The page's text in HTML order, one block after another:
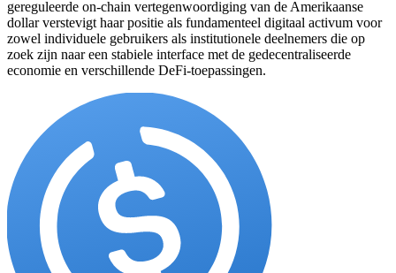
gereguleerde on-chain vertegenwoordiging van de Amerikaanse
dollar verstevigt haar positie als fundamenteel digitaal activum voor
zowel individuele gebruikers als institutionele deelnemers die op
zoek zijn naar een stabiele interface met de gedecentraliseerde
economie en verschillende DeFi-toepassingen.